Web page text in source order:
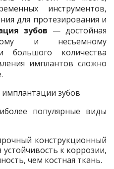
инструментов,
для протезирования и
зубов — достойная
и несъемному
большого количества
имплантов сложно
популярные виды
конструкционный
к коррозии,
чем костная ткань.